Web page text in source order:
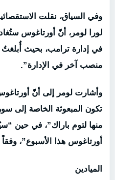
وفي السياق، نقلت الاستقصائية
لورا لومر، أنّ أورتاغوس
في إدارة ترامب، بحيث
منصب آخر في الإدارة”.
وأشارت لومر إلى أنّ
تكون المبعوثة الخاصة إلى
منها لتوم باراك”، في حين
أورتاغوس هذا الأسبوع”،
الميادين